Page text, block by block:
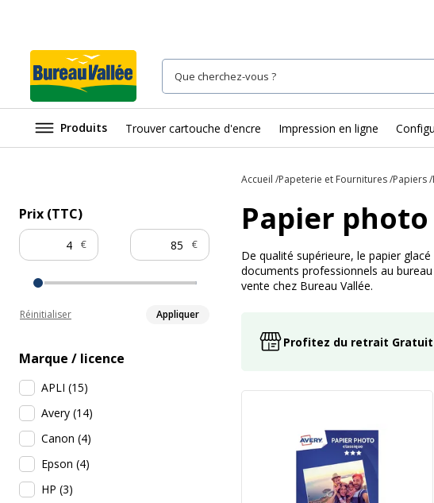
Produits Trouver cartouche d'encre Impression en ligne
Prix (TTC)
€ €
Réinitialiser Appliquer
Marque / licence
APLI (15)
Avery (14)
Canon (4)
Epson (4)
HP (3)
Accueil Papeterie et Fournitures Papiers
Papier photo
De qualité supérieure, le papier
documents professionnels au
vente chez Bureau Vallée.
Profitez du retrait Gratuit